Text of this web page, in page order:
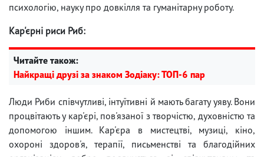
психологію, науку про довкілля та гуманітарну роботу.
Кар'єрні риси Риб:
Читайте також:
Найкращі друзі за знаком Зодіаку: ТОП-6 пар
Люди Риби співчутливі, інтуїтивні й мають багату уяву. Вони
процвітають у кар'єрі, пов'язаної з творчістю, духовністю та
допомогою іншим. Кар'єра в мистецтві, музиці, кіно,
охороні здоров'я, терапії, письменстві та благодійних